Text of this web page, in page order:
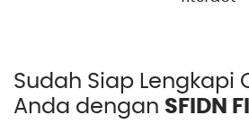
Sudah Siap Lengkapi
Anda dengan SFIDN